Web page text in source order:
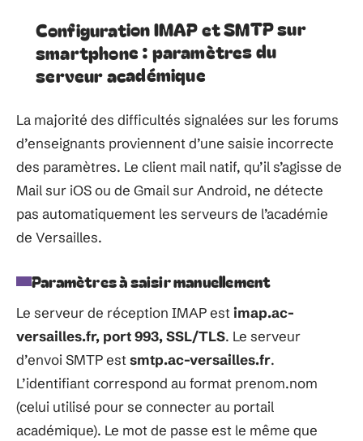
Configuration IMAP et SMTP sur
smartphone : paramètres du
serveur académique
La majorité des difficultés signalées sur les forums
d’enseignants proviennent d’une saisie incorrecte
des paramètres. Le client mail natif, qu’il s’agisse de
Mail sur iOS ou de Gmail sur Android, ne détecte
pas automatiquement les serveurs de l’académie
de Versailles.
Paramètres à saisir manuellement
Le serveur de réception IMAP est imap.ac-
versailles.fr, port 993, SSL/TLS. Le serveur
d’envoi SMTP est smtp.ac-versailles.fr.
L’identifiant correspond au format prenom.nom
(celui utilisé pour se connecter au portail
académique). Le mot de passe est le même que